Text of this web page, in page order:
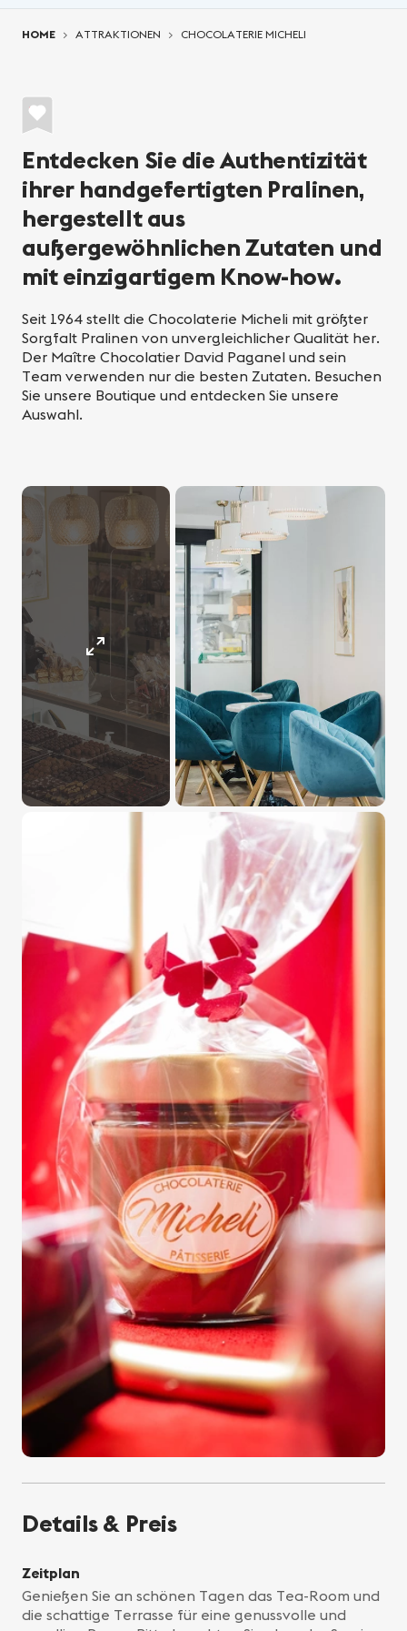
HOME ATTRAKTIONEN CHOCOLATERIE MICHELI
Entdecken Sie die Authentizität
ihrer handgefertigten Pralinen,
hergestellt aus
außergewöhnlichen Zutaten und
mit einzigartigem Know-how.
Seit 1964 stellt die Chocolaterie Micheli mit größter
Sorgfalt Pralinen von unvergleichlicher Qualität her.
Der Maître Chocolatier David Paganel und sein
Team verwenden nur die besten Zutaten. Besuchen
Sie unsere Boutique und entdecken Sie unsere
Auswahl.
Details & Preis
Zeitplan
Genießen Sie an schönen Tagen das Tea-Room und
die schattige Terrasse für eine genussvolle und